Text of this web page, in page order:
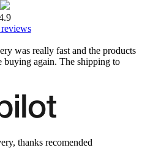
was really fast and the products
again. The shipping to
thanks recomended